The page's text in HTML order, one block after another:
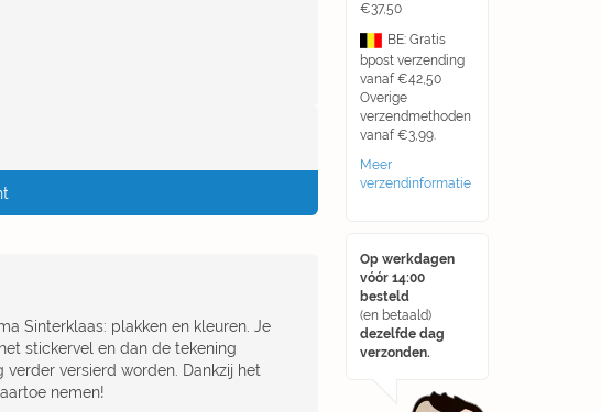
€37,50
BE: Gratis
bpost verzending
vanaf €42,50
Overige
verzendmethoden
vanaf €3,99.
Meer
verzendinformatie
Op werkdagen
vóór 14:00
besteld
(en betaald)
dezelfde dag
verzonden.
Sinterklaas: plakken en kleuren. Je
stickervel en dan de tekening
versierd worden. Dankzij het
nemen!